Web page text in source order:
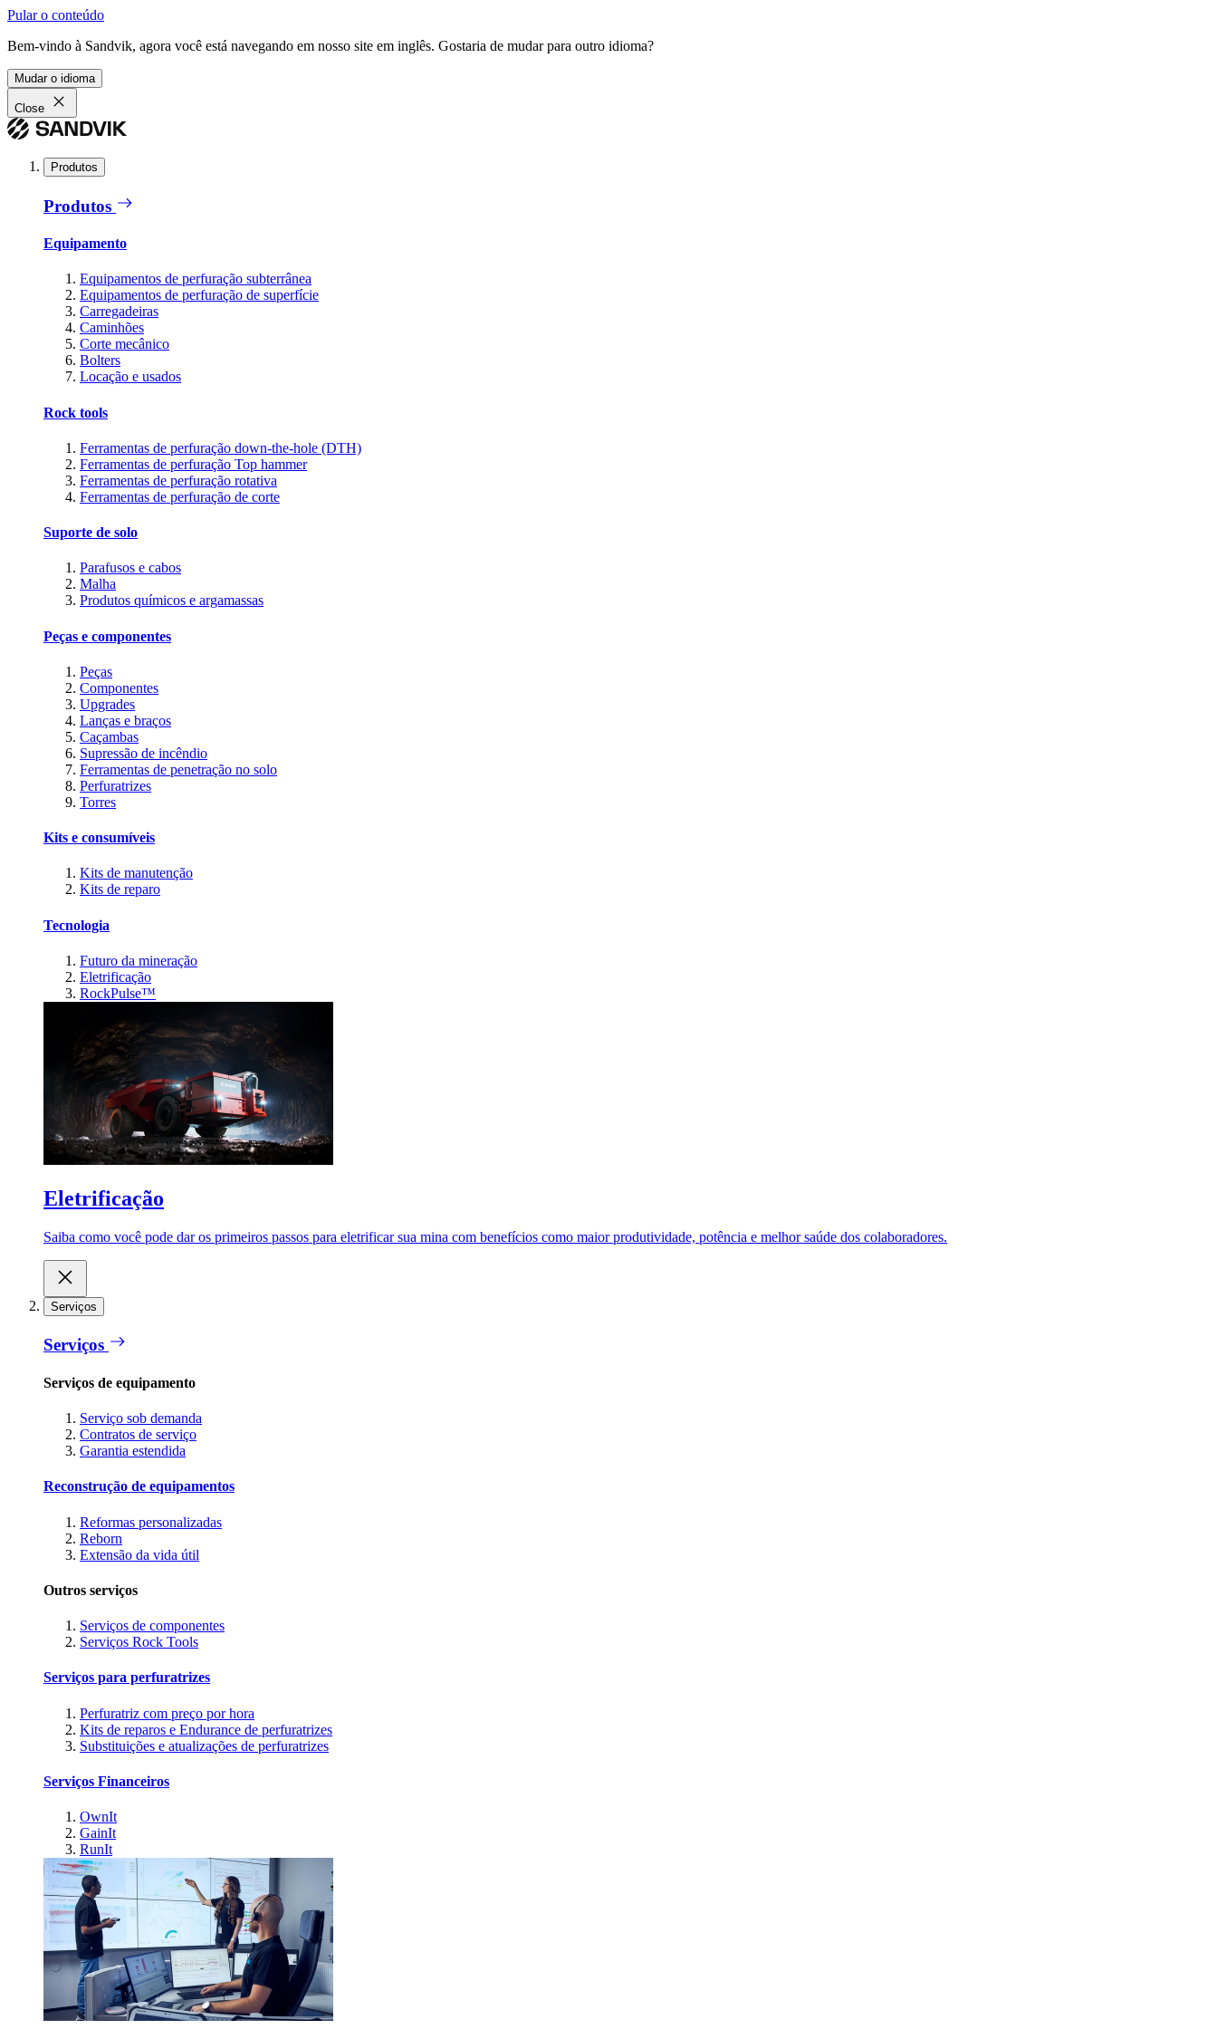
Pular o conteúdo
Bem-vindo à Sandvik, agora você está navegando em nosso site em inglês. Gostaria de mudar para outro idioma?
Mudar o idioma
Close
Produtos
Produtos
Equipamento
Equipamentos de perfuração subterrânea
Equipamentos de perfuração de superfície
Carregadeiras
Caminhões
Corte mecânico
Bolters
Locação e usados
Rock tools
Ferramentas de perfuração down-the-hole (DTH)
Ferramentas de perfuração Top hammer
Ferramentas de perfuração rotativa
Ferramentas de perfuração de corte
Suporte de solo
Parafusos e cabos
Malha
Produtos químicos e argamassas
Peças e componentes
Peças
Componentes
Upgrades
Lanças e braços
Caçambas
Supressão de incêndio
Ferramentas de penetração no solo
Perfuratrizes
Torres
Kits e consumíveis
Kits de manutenção
Kits de reparo
Tecnologia
Futuro da mineração
Eletrificação
RockPulse™
Eletrificação
Saiba como você pode dar os primeiros passos para eletrificar sua mina com benefícios como maior produtividade, potência e melhor saúde dos colaboradores.
Serviços
Serviços
Serviços de equipamento
Serviço sob demanda
Contratos de serviço
Garantia estendida
Reconstrução de equipamentos
Reformas personalizadas
Reborn
Extensão da vida útil
Outros serviços
Serviços de componentes
Serviços Rock Tools
Serviços para perfuratrizes
Perfuratriz com preço por hora
Kits de reparos e Endurance de perfuratrizes
Substituições e atualizações de perfuratrizes
Serviços Financeiros
OwnIt
GainIt
RunIt